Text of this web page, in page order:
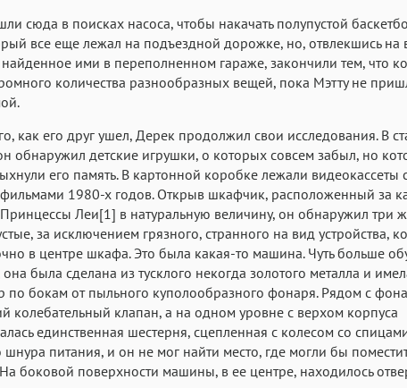
сюда в поисках насоса, чтобы накачать полупустой
все еще лежал на подъездной дорожке, но, отвлекшись на
ими в переполненном гараже, закончили тем, что
количества разнообразных вещей, пока Мэтту не
как его друг ушел, Дерек продолжил свои исследования. В
обнаружил детские игрушки, о которых совсем забыл, но
его память. В картонной коробке лежали видеокассеты
1980-х годов. Открыв шкафчик, расположенный за
Леи[1] в натуральную величину, он обнаружил три
за исключением грязного, странного на вид устройства,
в центре шкафа. Это была какая-то машина. Чуть больше
была сделана из тусклого некогда золотого металла и
по бокам от пыльного куполообразного фонаря. Рядом с
колебательный клапан, а на одном уровне с верхом корпуса
единственная шестерня, сцепленная с колесом со
шнура питания, и он не мог найти место, где могли бы
боковой поверхности машины, в ее центре, находилось